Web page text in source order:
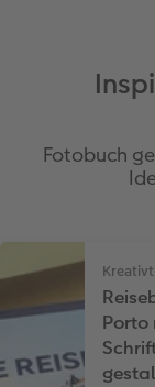
Fotobuch
Porto